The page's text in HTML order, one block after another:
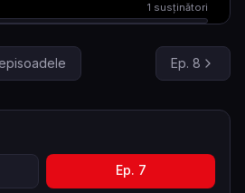
1 susținători
Ep. 8
Ep. 7